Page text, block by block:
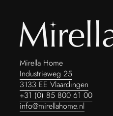
Mirella Home
Industrieweg 25
3133 EE Vlaardingen
+31 (0) 85 800 61 00
info@mirellahome.nl